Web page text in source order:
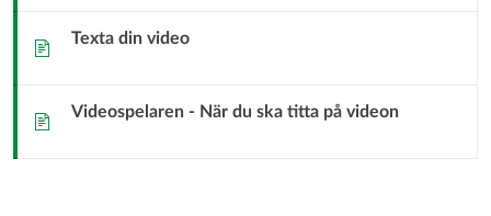
Sida Texta din video
Sida Videospelaren - När du ska titta på videon